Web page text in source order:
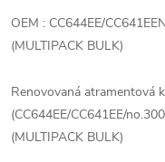
OEM : CC644EE/
(MULTIPACK BULK)
Renovovaná atramentová
(CC644EE/CC641EE/
(MULTIPACK BULK)